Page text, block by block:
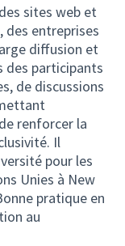
sites web et
des entreprises
diffusion et
des participants
de discussions
renforcer la
Il
pour les
Unies à New
pratique en
au